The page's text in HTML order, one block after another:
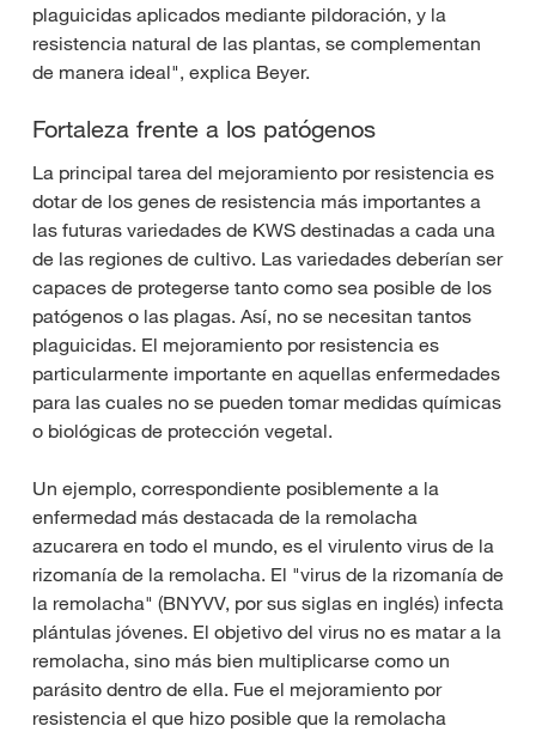
plaguicidas aplicados mediante pildoración, y la
resistencia natural de las plantas, se complementan
de manera ideal", explica Beyer.
Fortaleza frente a los patógenos
La principal tarea del mejoramiento por resistencia es
dotar de los genes de resistencia más importantes a
las futuras variedades de KWS destinadas a cada una
de las regiones de cultivo. Las variedades deberían ser
capaces de protegerse tanto como sea posible de los
patógenos o las plagas. Así, no se necesitan tantos
plaguicidas. El mejoramiento por resistencia es
particularmente importante en aquellas enfermedades
para las cuales no se pueden tomar medidas químicas
o biológicas de protección vegetal.
Un ejemplo, correspondiente posiblemente a la
enfermedad más destacada de la remolacha
azucarera en todo el mundo, es el virulento virus de la
rizomanía de la remolacha. El "virus de la rizomanía de
la remolacha" (BNYVV, por sus siglas en inglés) infecta
plántulas jóvenes. El objetivo del virus no es matar a la
remolacha, sino más bien multiplicarse como un
parásito dentro de ella. Fue el mejoramiento por
resistencia el que hizo posible que la remolacha